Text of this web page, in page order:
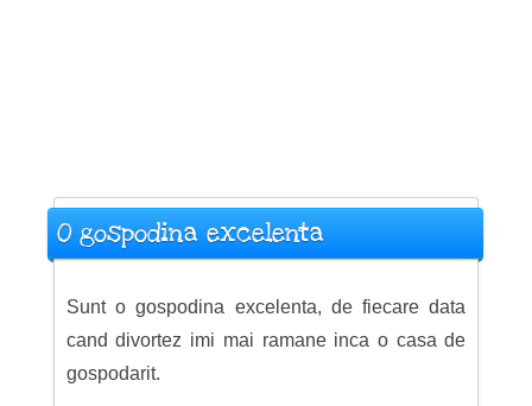
O gospodina excelenta
Sunt o gospodina excelenta, de fiecare data
cand divortez imi mai ramane inca o casa de
gospodarit.